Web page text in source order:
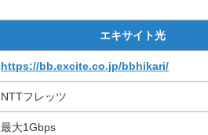
エキサイト光
https://bb.excite.co.jp/bbhikari/
NTTフレッツ
最大1Gbps